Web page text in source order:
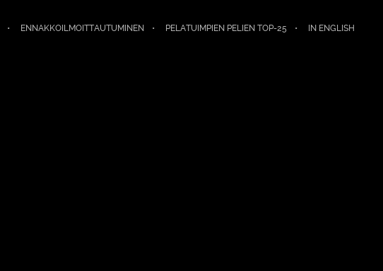
ENNAKKOILMOITTAUTUMINEN PELATUIMPIEN PELIEN TOP-25 IN ENGLISH